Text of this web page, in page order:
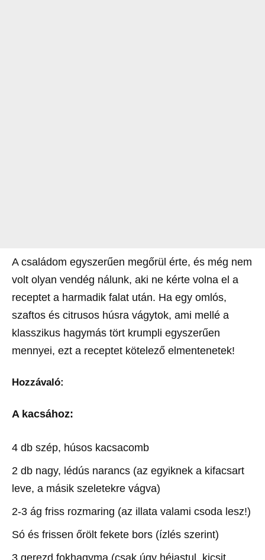
A családom egyszerűen megőrül érte, és még nem
volt olyan vendég nálunk, aki ne kérte volna el a
receptet a harmadik falat után. Ha egy omlós,
szaftos és citrusos húsra vágytok, ami mellé a
klasszikus hagymás tört krumpli egyszerűen
mennyei, ezt a receptet kötelező elmentenetek!
Hozzávaló:
A kacsához:
4 db szép, húsos kacsacomb
2 db nagy, lédús narancs (az egyiknek a kifacsart
leve, a másik szeletekre vágva)
2-3 ág friss rozmaring (az illata valami csoda lesz!)
Só és frissen őrölt fekete bors (ízlés szerint)